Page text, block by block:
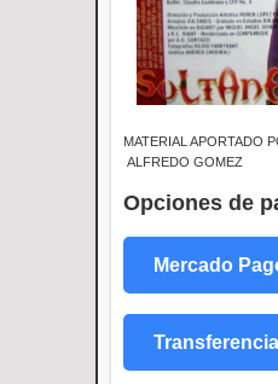
MATERIAL APORTADO
ALFREDO GOMEZ
Opciones de
Mercado